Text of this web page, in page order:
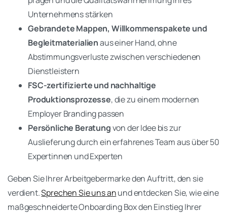
Unternehmens stärken
Gebrandete Mappen, Willkommenspakete und
Begleitmaterialienaus einer Hand, ohne
Abstimmungsverluste zwischen verschiedenen
Dienstleistern
FSC-zertifizierte und nachhaltige
Produktionsprozesse, die zu einem modernen
Employer Branding passen
Persönliche Beratungvon der Idee bis zur
Auslieferung durch ein erfahrenes Team aus über 50
Expertinnen und Experten
Geben Sie Ihrer Arbeitgebermarke den Auftritt, den sie
verdient.Sprechen Sie uns anund entdecken Sie, wie eine
maßgeschneiderte Onboarding Box den Einstieg Ihrer